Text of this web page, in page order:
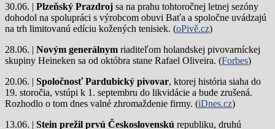
30.06. | Plzeňský Prazdroj sa na prahu tohtoročnej letnej sezóny
dohodol na spolupráci s výrobcom obuvi Baťa a spoločne uvádzajú
na trh limitovanú edíciu kožených tenisiek. (oPivě.cz)
28.06. | Novým generálnym riaditeľom holandskej pivovarníckej
skupiny Heineken sa od októbra stane Rafael Oliveira. (Forbes)
20.06. | Spoločnosť Pardubický pivovar, ktorej história siaha do
19. storočia, vstúpi k 1. septembru do likvidácie a bude zrušená.
Rozhodlo o tom dnes valné zhromaždenie firmy. (iDnes.cz)
13.06. | Stein prežil prvú Československú republiku, druhú